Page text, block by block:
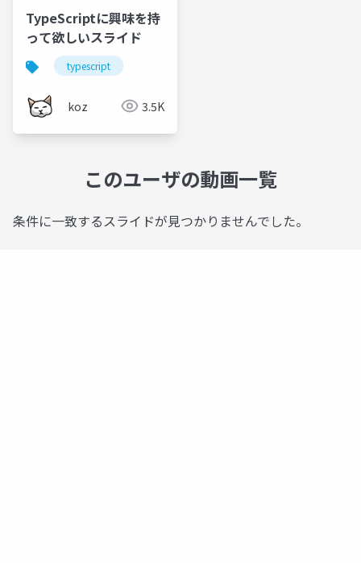
TypeScriptに興味を持
って欲しいスライド
typescript
koz 3.5K
このユーザの動画一覧
条件に一致するスライドが見つかりませんでした。